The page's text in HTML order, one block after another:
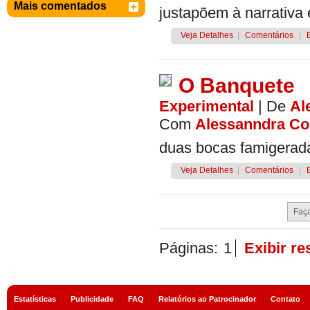
Mais comentados
justapõem à narrativa
Veja Detalhes Comentários
O Banquete
Experimental | De
Com Alessanndra
duas bocas
Veja Detalhes Comentários
Páginas: 1 Exibir
Estatísticas | Publicidade | FAQ | Relatórios ao Patrocinador| Contato